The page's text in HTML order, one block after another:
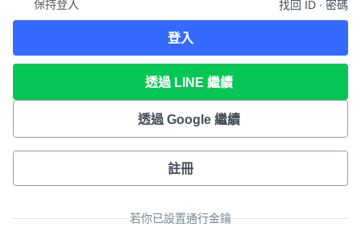
保持登入 找回 ID ∙ 密碼
登入
透過 LINE 繼續
透過 Google 繼續
註冊
若你已設置通行金鑰